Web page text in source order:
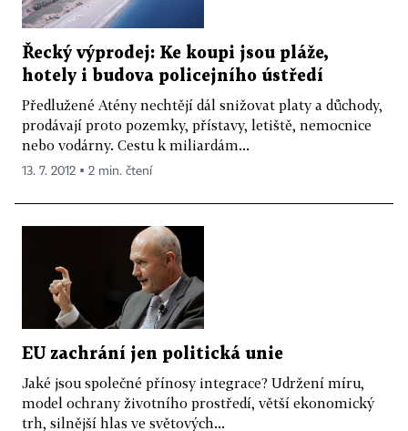
Řecký výprodej: Ke koupi jsou pláže,
hotely i budova policejního ústředí
Předlužené Atény nechtějí dál snižovat platy a důchody,
prodávají proto pozemky, přístavy, letiště, nemocnice
nebo vodárny. Cestu k miliardám...
13. 7. 2012 ▪ 2 min. čtení
EU zachrání jen politická unie
Jaké jsou společné přínosy integrace? Udržení míru,
model ochrany životního prostředí, větší ekonomický
trh, silnější hlas ve světových...